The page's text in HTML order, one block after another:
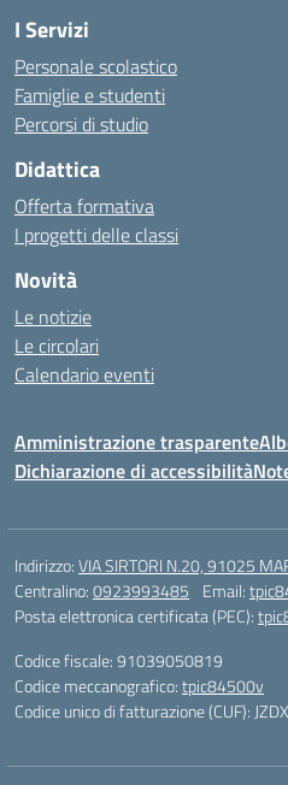
I Servizi
Personale scolastico
Famiglie e studenti
Percorsi di studio
Didattica
Offerta formativa
I progetti delle classi
Novità
Le notizie
Le circolari
Calendario eventi
Amministrazione trasparente
Dichiarazione di accessibilità
Indirizzo:VIA SIRTORI N.20, 91025
Centralino:0923993485 Email:
Posta elettronica certificata (PEC):
Codice fiscale: 91039050819
Codice meccanografico:tpic84500v
Codice unico di fatturazione (CUF):